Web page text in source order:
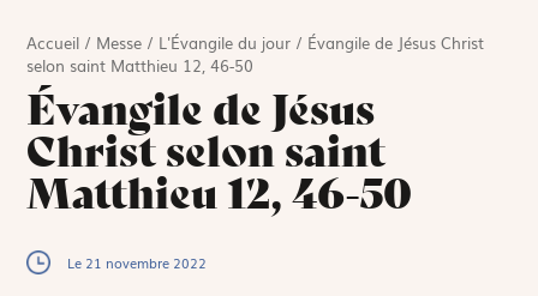
Accueil / Messe / L'Évangile du jour / Évangile de Jésus Christ
selon saint Matthieu 12, 46-50
Évangile de Jésus
Christ selon saint
Matthieu 12, 46-50
Le 21 novembre 2022